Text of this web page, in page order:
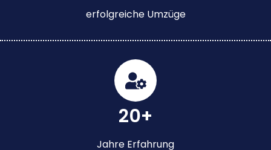
erfolgreiche Umzüge
20+
Jahre Erfahrung